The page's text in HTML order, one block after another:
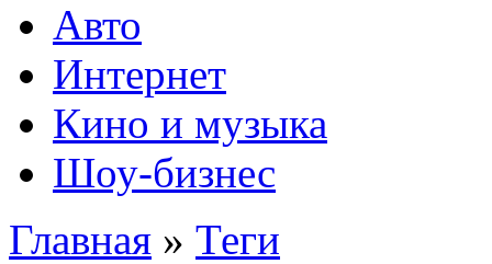
Авто
Интернет
Кино и музыка
Шоу-бизнес
Главная » Теги